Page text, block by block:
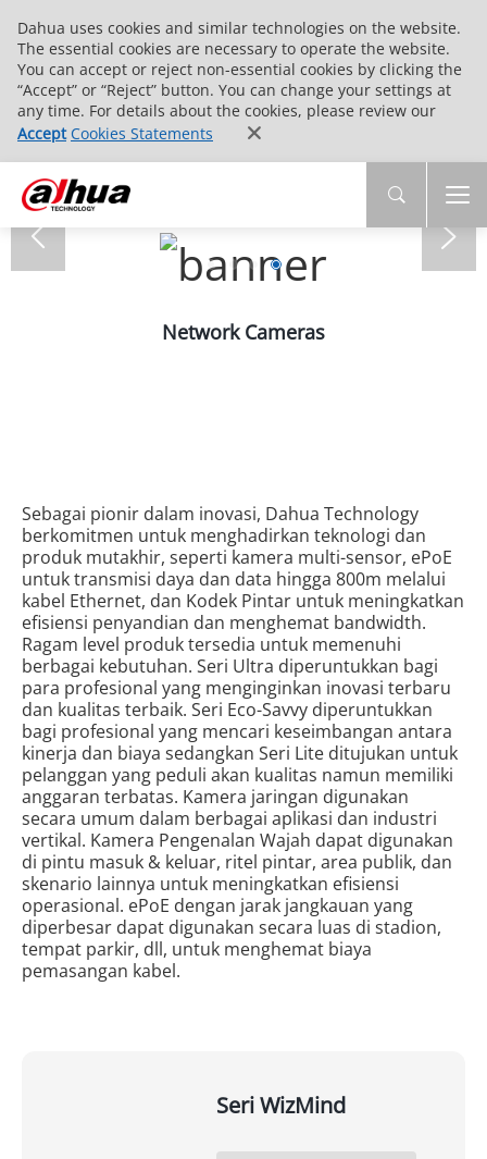
Dahua uses cookies and similar technologies on the website.
The essential cookies are necessary to operate the website.
You can accept or reject non-essential cookies by clicking the
“Accept” or “Reject” button. You can change your settings at
any time. For details about the cookies, please review our
Accept Cookies Statements
Network Cameras
Sebagai pionir dalam inovasi, Dahua Technology
berkomitmen untuk menghadirkan teknologi dan
produk mutakhir, seperti kamera multi-sensor, ePoE
untuk transmisi daya dan data hingga 800m melalui
kabel Ethernet, dan Kodek Pintar untuk meningkatkan
efisiensi penyandian dan menghemat bandwidth.
Ragam level produk tersedia untuk memenuhi
berbagai kebutuhan. Seri Ultra diperuntukkan bagi
para profesional yang menginginkan inovasi terbaru
dan kualitas terbaik. Seri Eco-Savvy diperuntukkan
bagi profesional yang mencari keseimbangan antara
kinerja dan biaya sedangkan Seri Lite ditujukan untuk
pelanggan yang peduli akan kualitas namun memiliki
anggaran terbatas. Kamera jaringan digunakan
secara umum dalam berbagai aplikasi dan industri
vertikal. Kamera Pengenalan Wajah dapat digunakan
di pintu masuk & keluar, ritel pintar, area publik, dan
skenario lainnya untuk meningkatkan efisiensi
operasional. ePoE dengan jarak jangkauan yang
diperbesar dapat digunakan secara luas di stadion,
tempat parkir, dll, untuk menghemat biaya
pemasangan kabel.
Seri WizMind